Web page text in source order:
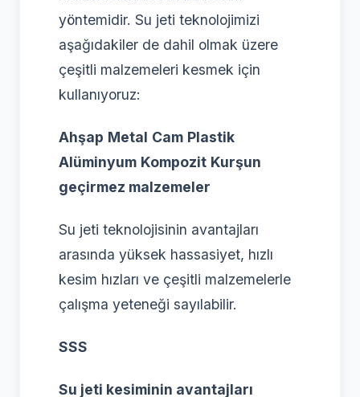
yöntemidir. Su jeti teknolojimizi
aşağıdakiler de dahil olmak üzere
çeşitli malzemeleri kesmek için
kullanıyoruz:
Ahşap Metal Cam Plastik
Alüminyum Kompozit Kurşun
geçirmez malzemeler
Su jeti teknolojisinin avantajları
arasında yüksek hassasiyet, hızlı
kesim hızları ve çeşitli malzemelerle
çalışma yeteneği sayılabilir.
SSS
Su jeti kesiminin avantajları